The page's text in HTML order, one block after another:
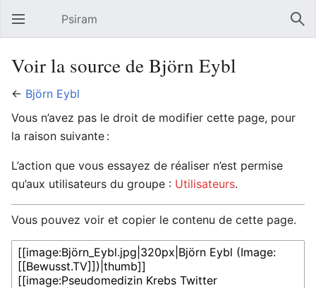
Ouvrir le menu principal Psiram
Voir la source de Björn Eybl
← Björn Eybl
Vous n’avez pas le droit de modifier cette page, pour
la raison suivante :
L’action que vous essayez de réaliser n’est permise
qu’aux utilisateurs du groupe : Utilisateurs.
Vous pouvez voir et copier le contenu de cette page.